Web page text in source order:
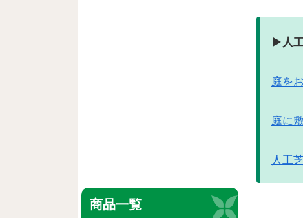
▶︎人
庭を
庭に
人工
商品一覧